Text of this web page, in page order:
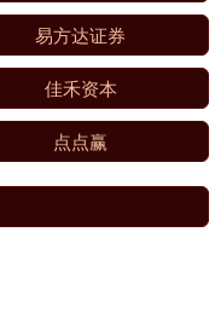
易方达证券
佳禾资本
点点赢